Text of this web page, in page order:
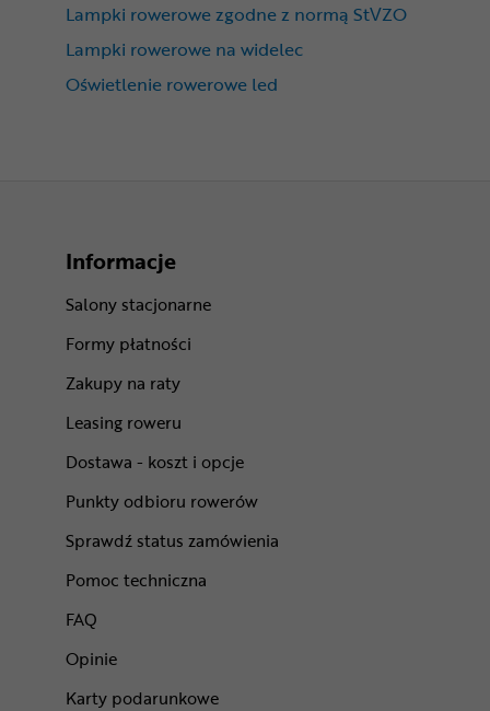
Lampki rowerowe zgodne z normą StVZO
Lampki rowerowe na widelec
Oświetlenie rowerowe led
Informacje
Salony stacjonarne
Formy płatności
Zakupy na raty
Leasing roweru
Dostawa - koszt i opcje
Punkty odbioru rowerów
Sprawdź status zamówienia
Pomoc techniczna
FAQ
Opinie
Karty podarunkowe